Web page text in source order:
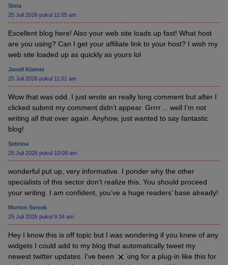
Sixta
25 Juli 2026 pukul 11:05 am
Excellent blog here! Also your web site loads up fast! What host
are you using? Can I get your affiliate link to your host? I wish my
web site loaded up as quickly as yours lol
Janell Klamet
25 Juli 2026 pukul 11:01 am
Wow that was odd. I just wrote an really long comment but after I
clicked submit my comment didn’t appear. Grrrr… well I’m not
writing all that over again. Anyhow, just wanted to say fantastic
blog!
Sebrina
25 Juli 2026 pukul 10:09 am
wonderful put up, very informative. I ponder why the other
specialists of this sector don’t realize this. You should proceed
your writing. I am confident, you’ve a huge readers’ base already!
Morton Svrcek
25 Juli 2026 pukul 9:34 am
Hey I know this is off topic but I was wondering if you knew of any
widgets I could add to my blog that automatically tweet my
newest twitter updates. I’ve been looking for a plug-in like this for
×